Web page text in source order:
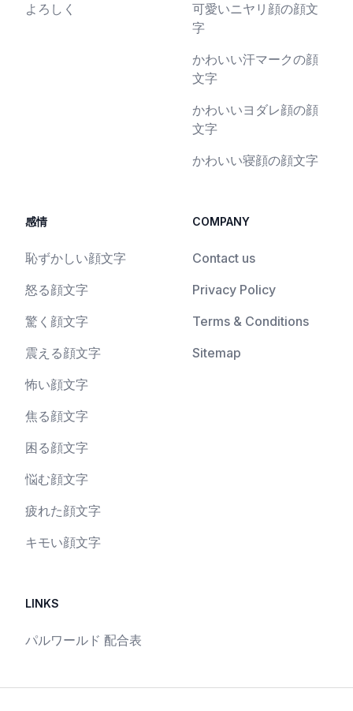
よろしく
可愛いニヤリ顔の顔文
字
かわいい汗マークの顔
文字
かわいいヨダレ顔の顔
文字
かわいい寝顔の顔文字
感情
恥ずかしい顔文字
怒る顔文字
驚く顔文字
震える顔文字
怖い顔文字
焦る顔文字
困る顔文字
悩む顔文字
疲れた顔文字
キモい顔文字
COMPANY
Contact us
Privacy Policy
Terms & Conditions
Sitemap
LINKS
パルワールド 配合表